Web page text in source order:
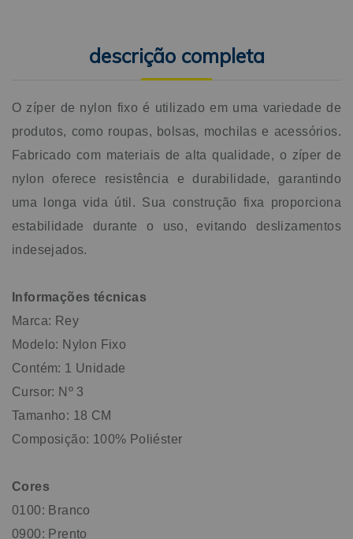
descrição completa
O zíper de nylon fixo é utilizado em uma variedade de
produtos, como roupas, bolsas, mochilas e acessórios.
Fabricado com materiais de alta qualidade, o zíper de
nylon oferece resistência e durabilidade, garantindo
uma longa vida útil. Sua construção fixa proporciona
estabilidade durante o uso, evitando deslizamentos
indesejados.
Informações técnicas
Marca: Rey
Modelo: Nylon Fixo
Contém: 1 Unidade
Cursor: Nº 3
Tamanho: 18 CM
Composição: 100% Poliéster
Cores
0100: Branco
0900: Prento